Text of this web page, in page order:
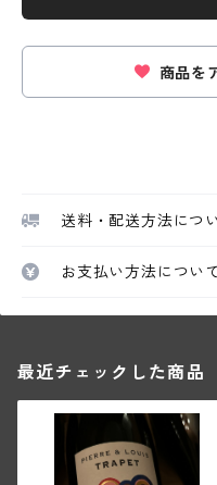
商品を
送料・配送方法につ
お支払い方法について
最近チェックした商品